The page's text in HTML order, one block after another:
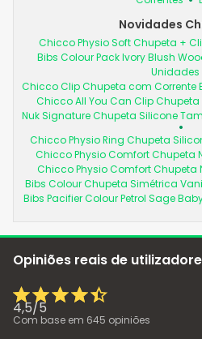
Novidades
Chicco Physio Soft Chupeta +
Bibs Colour Pack Ivory Blush
Unidades
Chicco Clip Chupeta com Corrente
Chicco All You Can Clip Chupeta
Nuk Signature Chupeta Silicone
Chicco Physio Ring Chupeta
Chicco Physio Comfort Chupeta
Chicco Physio Comfort Chupeta
Bibs Colour Chupeta Simétrica
Bibs Pacifier Colour Petrol Sage
Opiniões reais de
4,5/5
Com base em 645 opiniões